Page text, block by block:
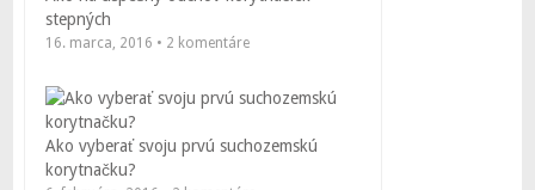
stepných
16. marca, 2016 • 2 komentáre
Ako vyberať svoju prvú suchozemskú
korytnačku?